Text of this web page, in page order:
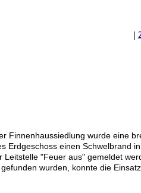
|
Finnenhaussiedlung wurde eine
Erdgeschoss einen Schwelbrand
Leitstelle "Feuer aus" gemeldet
wurden, konnte die